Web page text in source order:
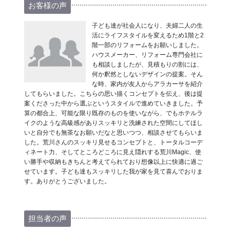
お客様の声
子ども達が社会人になり、夫婦二人の生
活にライフスタイルを変えるため1階と2
階一部のリフォームをお願いしました。
ハウスメーカー、リフォーム専門会社に
も相談しましたが、見積もりの割には、
何か釈然としないデザインの提案。そん
な時、家内が友人からアラカーサを紹介
してもらいました。こちらの思い描くコンセプトを伝え、後は提
案くださった中から選ぶというスタイルで進めていきました。予
算の都合上、可能な限り既存のものを使いながら、でもホテルラ
イクのような高級感がありスッキリと洗練された空間にしてほし
いと自分でも無茶なお願いだなと思いつつ、相談させてもらいま
した。荒川さんのスッキリ見せるコンセプトと、トータルコーデ
ィネート力、そしてところどころに見え隠れする荒川Magic、使
い勝手や収納もきちんと考えてられており想像以上に快適に過ご
せています。子ども達もスッキリした我が家を見て喜んでおりま
す。ありがとうございました。
担当者の声